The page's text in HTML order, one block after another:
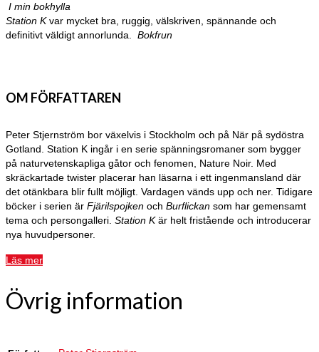
I min bokhylla
Station Kvar mycket bra, ruggig, välskriven, spännande och
definitivt väldigt annorlunda. Bokfrun
OM FÖRFATTAREN
Peter Stjernström bor växelvis i Stockholm och på När på sydöstra
Gotland. Station K ingår i en serie spänningsromaner som bygger
på naturvetenskapliga gåtor och fenomen, Nature Noir. Med
skräckartade twister placerar han läsarna i ett ingenmansland där
det otänkbara blir fullt möjligt. Vardagen vänds upp och ner. Tidigare
böcker i serien är Fjärilspojken och Burflickan som har gemensamt
tema och persongalleri. Station Kär helt fristående och introducerar
nya huvudpersoner.
Läs mer
Övrig information